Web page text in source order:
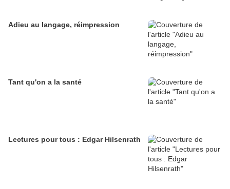
Adieu au langage, réimpression
Tant qu'on a la santé
Lectures pour tous : Edgar Hilsenrath